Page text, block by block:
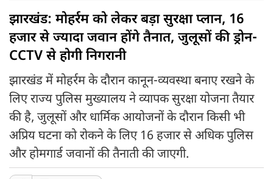
झारखंड: मोहर्रम को लेकर बड़ा सुरक्षा प्लान, 16
हजार से ज्यादा जवान होंगे तैनात, जुलूसों की ड्रोन-
CCTV से होगी निगरानी
झारखंड में मोहर्रम के दौरान कानून-व्यवस्था बनाए रखने के
लिए राज्य पुलिस मुख्यालय ने व्यापक सुरक्षा योजना तैयार
की है, जुलूसों और धार्मिक आयोजनों के दौरान किसी भी
अप्रिय घटना को रोकने के लिए 16 हजार से अधिक पुलिस
और होमगार्ड जवानों की तैनाती की जाएगी.